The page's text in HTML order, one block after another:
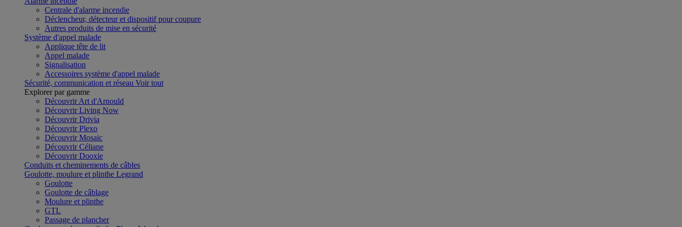
Centrale d'alarme incendie
Déclencheur, détecteur et dispositif pour coupure
Autres produits de mise en sécurité
Système d'appel malade
Applique tête de lit
Appel malade
Signalisation
Accessoires système d'appel malade
Sécurité, communication et réseau Voir tout
Explorer par gamme
Découvrir Art d'Arnould
Découvrir Living Now
Découvrir Drivia
Découvrir Plexo
Découvrir Mosaic
Découvrir Céliane
Découvrir Dooxie
Conduits et cheminements de câbles
Goulotte, moulure et plinthe Legrand
Goulotte
Goulotte de câblage
Moulure et plinthe
GTL
Passage de plancher